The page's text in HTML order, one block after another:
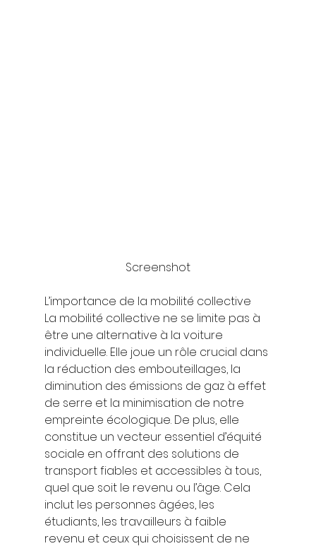
Screenshot
L’importance de la mobilité collective
La mobilité collective ne se limite pas à
être une alternative à la voiture
individuelle. Elle joue un rôle crucial dans
la réduction des embouteillages, la
diminution des émissions de gaz à effet
de serre et la minimisation de notre
empreinte écologique. De plus, elle
constitue un vecteur essentiel d’équité
sociale en offrant des solutions de
transport fiables et accessibles à tous,
quel que soit le revenu ou l’âge. Cela
inclut les personnes âgées, les
étudiants, les travailleurs à faible
revenu et ceux qui choisissent de ne